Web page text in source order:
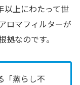
以上にわたって世
ロマフィルターが
拠なのです。
「蒸らし不